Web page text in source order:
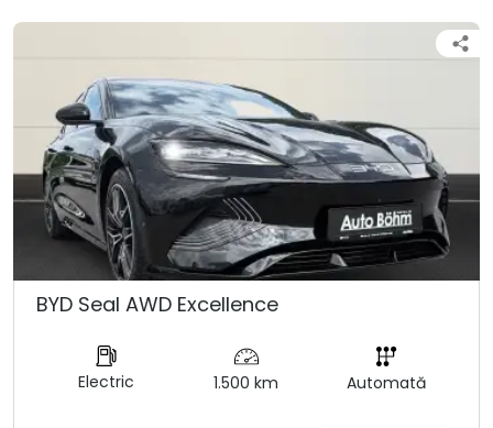
BYD Seal AWD Excellence
Electric 1.500 km Automată